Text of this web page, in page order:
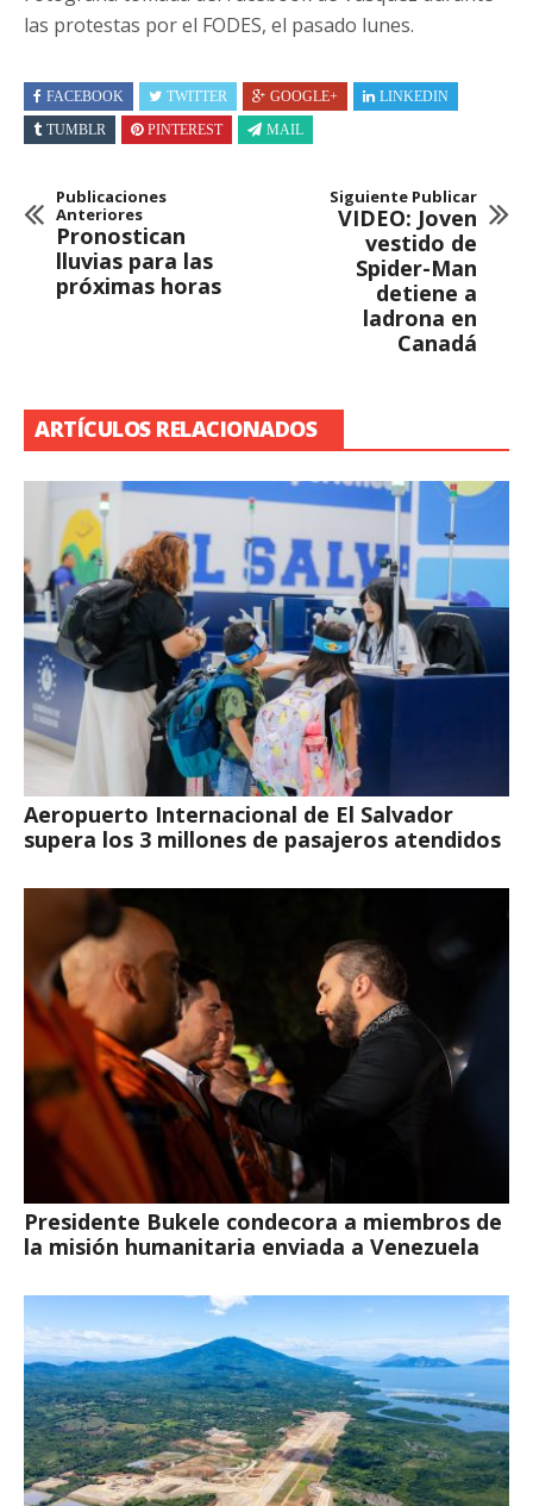
las protestas por el FODES, el pasado lunes.
FACEBOOK TWITTER GOOGLE+
LINKEDIN
TUMBLR
PINTEREST MAIL
Publicaciones
Anteriores
Pronostican
lluvias para las
próximas horas
Siguiente Publicar
VIDEO: Joven
vestido de
Spider-Man
detiene a
ladrona en
Canadá
ARTÍCULOS RELACIONADOS
Aeropuerto Internacional de El Salvador
supera los 3 millones de pasajeros atendidos
Presidente Bukele condecora a miembros de
la misión humanitaria enviada a Venezuela